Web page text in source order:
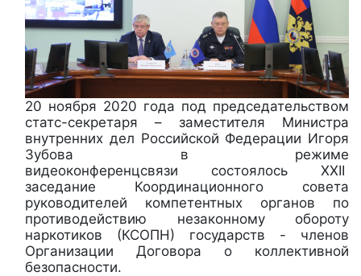
20 ноября 2020 года под председательством
статс-секретаря – заместителя Министра
внутренних дел Российской Федерации Игоря
Зубова в режиме
видеоконференцсвязи состоялось XXII
заседание Координационного совета
руководителей компетентных органов по
противодействию незаконному обороту
наркотиков (КСОПН) государств - членов
Организации Договора о коллективной
безопасности.